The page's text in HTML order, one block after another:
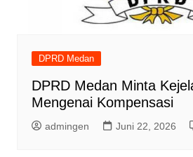
DPRD Medan
DPRD Medan Minta
Mengenai Kompensasi
admingen Juni 22, 2026